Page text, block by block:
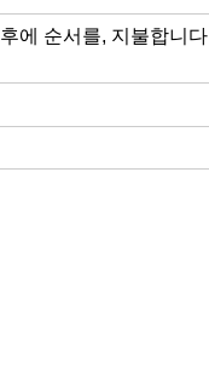
에 순서를, 지불합니다